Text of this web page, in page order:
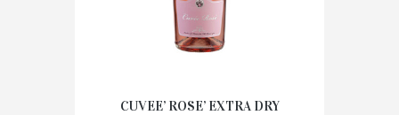
CUVEE’ ROSE’ EXTRA DRY